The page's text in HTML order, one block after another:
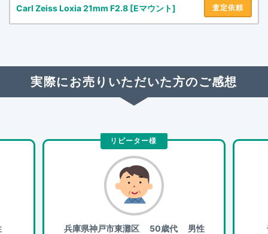
Carl Zeiss Loxia 21mm F2.8 [Eマウント] 査定依頼
実際にお売りいただいた方のご感想
リピーター様
兵庫県神戸市東灘区50歳代 男性